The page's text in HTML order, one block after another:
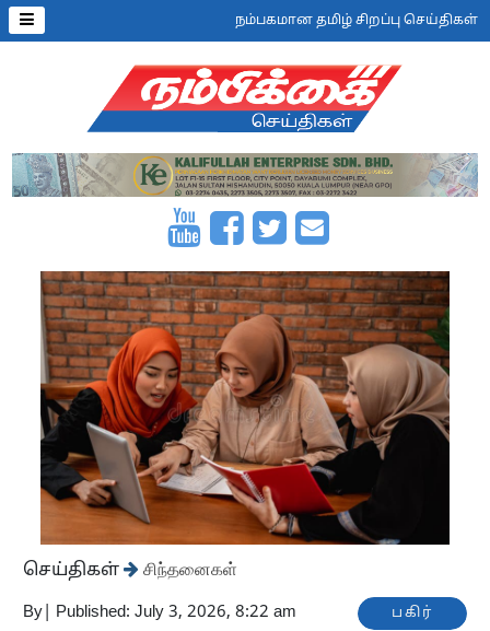
நம்பகமான தமிழ் சிறப்பு செய்திகள்
செய்திகள் சிந்தனைகள்
By Published: July 3, 2026, 8:22 am பகிர்